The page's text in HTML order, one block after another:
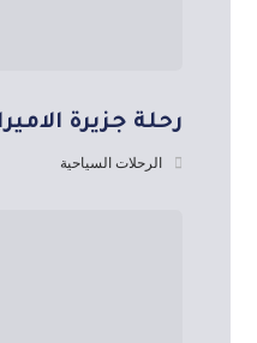
رحلة جزيرة
الرحلات السياحية